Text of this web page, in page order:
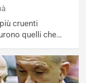
cruenti
quelli che…